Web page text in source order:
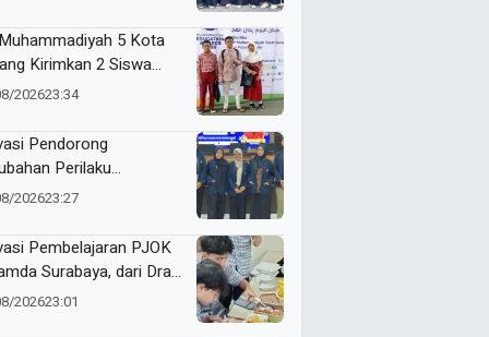
5 Kota
Kirimkan 2 Siswa
ke ME Award
202623:34
Pendorong
Perilaku
Manis Penderita
202623:27
Pembelajaran PJOK
Surabaya, dari Draf
hingga Lahirkan Modul
202623:01